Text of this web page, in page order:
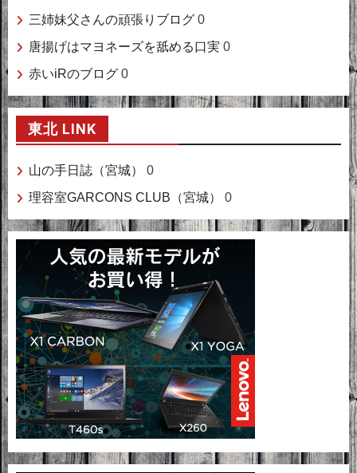
三姉妹父さんの頑張りブログ 0
唐揚げはマヨネーズを舐める口実 0
赤いiRのブログ 0
東北 LINK
山の手日誌（宮城）
0
理容室GARCONS CLUB（宮城）
0